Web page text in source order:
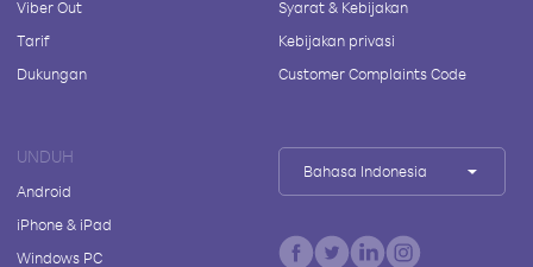
Viber Out
Tarif
Dukungan
Syarat & Kebijakan
Kebijakan privasi
Customer Complaints Code
UNDUH
Android
iPhone & iPad
Windows PC
Bahasa Indonesia